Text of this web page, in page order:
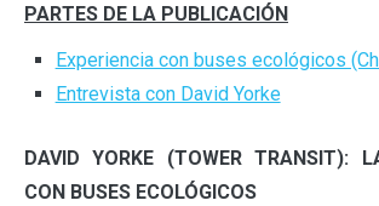
PARTES DE LA PUBLICACIÓN
Experiencia con buses ecológicos
Entrevista con David Yorke
DAVID YORKE (TOWER TRANSIT):
CON BUSES ECOLÓGICOS